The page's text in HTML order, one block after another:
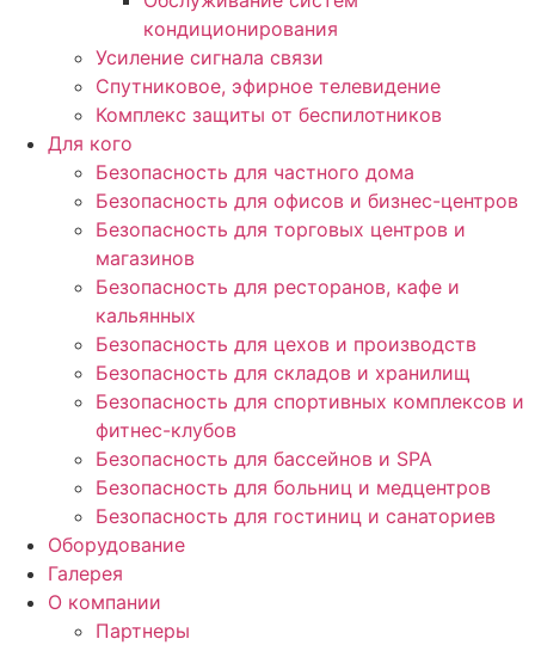
кондиционирования
Усиление сигнала связи
Спутниковое, эфирное телевидение
Комплекс защиты от беспилотников
Для кого
Безопасность для частного дома
Безопасность для офисов и бизнес-центров
Безопасность для торговых центров и
магазинов
Безопасность для ресторанов, кафе и
кальянных
Безопасность для цехов и производств
Безопасность для складов и хранилищ
Безопасность для спортивных комплексов и
фитнес-клубов
Безопасность для бассейнов и SPA
Безопасность для больниц и медцентров
Безопасность для гостиниц и санаториев
Оборудование
Галерея
О компании
Партнеры